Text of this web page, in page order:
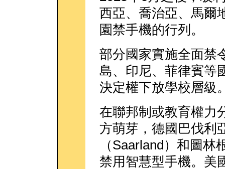
西亞、喬治亞、馬爾
園禁手機的行列。
部分國家實施全面禁
島、印尼、菲律賓等
決定權下放學校層級
在聯邦制或教育權力
方萌芽，德國巴伐利
（Saarland）和圖
禁用智慧型手機。美